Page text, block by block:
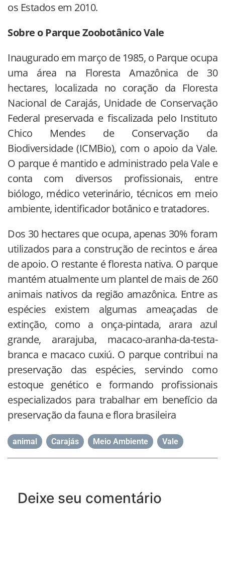
os Estados em 2010.
Sobre o Parque Zoobotânico Vale
Inaugurado em março de 1985, o Parque ocupa
uma área na Floresta Amazônica de 30
hectares, localizada no coração da Floresta
Nacional de Carajás, Unidade de Conservação
Federal preservada e fiscalizada pelo Instituto
Chico Mendes de Conservação da
Biodiversidade (ICMBio), com o apoio da Vale.
O parque é mantido e administrado pela Vale e
conta com diversos profissionais, entre
biólogo, médico veterinário, técnicos em meio
ambiente, identificador botânico e tratadores.
Dos 30 hectares que ocupa, apenas 30% foram
utilizados para a construção de recintos e área
de apoio. O restante é floresta nativa. O parque
mantém atualmente um plantel de mais de 260
animais nativos da região amazônica. Entre as
espécies existem algumas ameaçadas de
extinção, como a onça-pintada, arara azul
grande, ararajuba, macaco-aranha-da-testa-
branca e macaco cuxiú. O parque contribui na
preservação das espécies, servindo como
estoque genético e formando profissionais
especializados para trabalhar em benefício da
preservação da fauna e flora brasileira
animal Carajás Meio Ambiente Vale
Deixe seu comentário